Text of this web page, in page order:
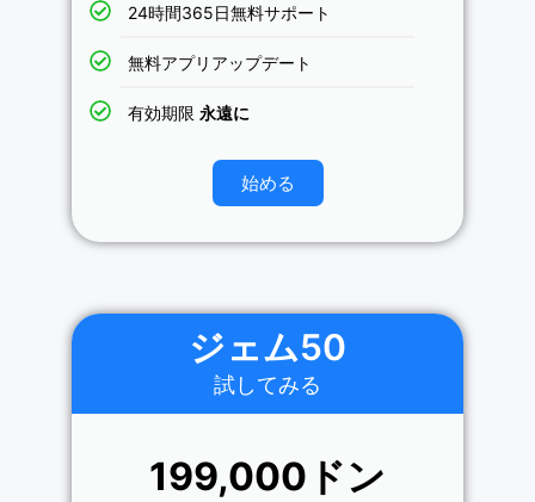
24時間365日無料サポート
無料アプリアップデート
有効期限永遠に
始める
ジェム50
試してみる
199,000ドン